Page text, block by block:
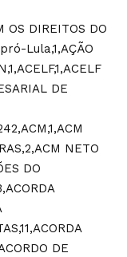
OS DIREITOS DO
Lula,1,AÇÃO
DE
NETO
DO
DE